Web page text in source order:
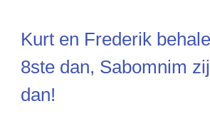
Kurt en Frederik
8ste dan, Sabomnim
dan!